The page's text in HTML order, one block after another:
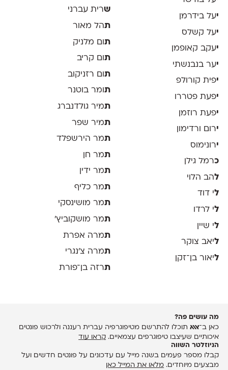
יעל בידרמן
יעל קשלס
יעקב קאופמן
יער בנבנשתי
יפית קורולפ
יפעת פטררו
יפעת רוזמן
ירום ורדימון
ירונימוס
כרמל גילן
להב הלוי
לי דוד
לי לרדו
לי שיין
ליאב צוקר
ליאור בן־זקן
שרית עברני
תהל מאור
תום מלניק
ת ום קריב
ת ום רזניקוב
תומר בוטנר
תמיר גולדנברג
תמיר שפר
תמר הירשפלד
תמר חן
תמר ידין
תמר כליף
תמר מושינסקי
תמר מושקוביץ'
תמרה אפרת
תמרה צ׳נגרי
תרזה בן־פורת
מה עושים פה?
כאן ב־אאאתוכלו להתרשם מטיפוגרפיה עברית רעננה ולרכוש פונטים
איכותיים שעיצבו טיפוגרפים עצמאיים. קראו עוד
הניוזלטר השווה
קבלו מספר פעמים בשנה מייל עם עדכונים על פונטים חדשים ועל
מבצעים מיוחדים. מלאו את המייל כאן